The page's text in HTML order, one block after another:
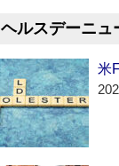
ヘルスデーニュ
米